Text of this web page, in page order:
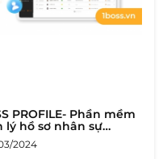
PROFILE- Phần mềm
lý hồ sơ nhân sự
nghiệp
2024